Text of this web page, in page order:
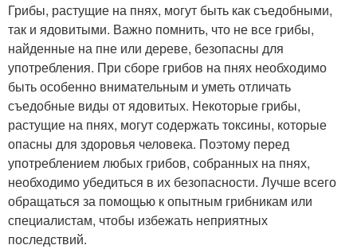
Грибы, растущие на пнях, могут быть как съедобными,
так и ядовитыми. Важно помнить, что не все грибы,
найденные на пне или дереве, безопасны для
употребления. При сборе грибов на пнях необходимо
быть особенно внимательным и уметь отличать
съедобные виды от ядовитых. Некоторые грибы,
растущие на пнях, могут содержать токсины, которые
опасны для здоровья человека. Поэтому перед
употреблением любых грибов, собранных на пнях,
необходимо убедиться в их безопасности. Лучше всего
обращаться за помощью к опытным грибникам или
специалистам, чтобы избежать неприятных
последствий.